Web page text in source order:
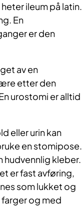
ileum på latin.
En
er den
av en
etter den
urostomi er alltid
eller urin kan
en stomipose.
hudvennlig kleber.
er fast avføring,
som lukket og
og med